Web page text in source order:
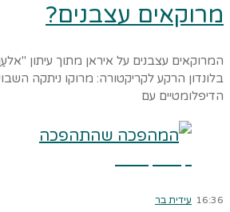
מרוקאים עצבנים?
המרוקאים עצבנים על איראן מתוך עיתון
בלונדון הרקע לקריקטורה: מרוקו ניתקה
הדיפלומטיים עם
16:36 עידית בר